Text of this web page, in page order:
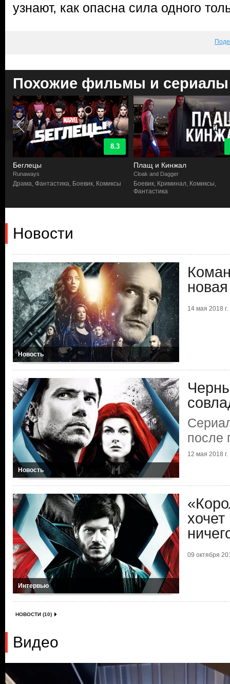
узнают, как опасна сила одного
Похожие фильмы и сериалы
8.3
Беглецы
Runaways
Драма, Фантастика, Боевик, Комиксы
Плащ и Кинжал
Cloak and Dagger
Боевик, Криминал, Комиксы,
Фантастика
Новости
Новость
14 мая 2018 г.
Новость
после
12 мая 2018 г.
Интервью
09 октября
НОВОСТИ (10)
Видео